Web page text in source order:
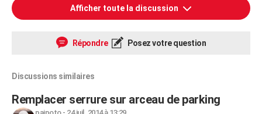
Afficher toute la discussion
Répondre Posez votre question
Discussions similaires
Remplacer serrure sur arceau de parking